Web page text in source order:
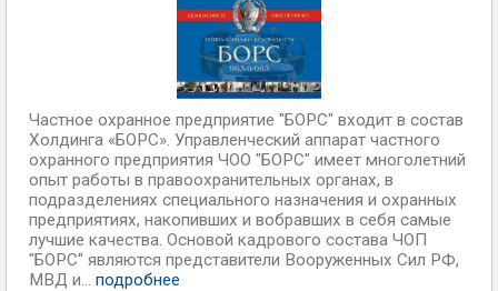
Частное охранное предприятие "БОРС" входит в состав
Холдинга «БОРС». Управленческий аппарат частного
охранного предприятия ЧОО "БОРС" имеет многолетний
опыт работы в правоохранительных органах, в
подразделениях специального назначения и охранных
предприятиях, накопивших и вобравших в себя самые
лучшие качества. Основой кадрового состава ЧОП
"БОРС" являются представители Вооруженных Сил РФ,
МВД и... подробнее